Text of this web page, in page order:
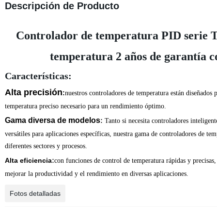
Descripción de Producto
Controlador de temperatura PID serie
temperatura 2 años de garantía
Características:
Alta precisión:nuestros controladores de temperatura están
temperatura preciso necesario para un rendimiento óptimo.
Gama diversa de modelos: Tanto si necesita controladores
versátiles para aplicaciones específicas, nuestra gama de controladores de
diferentes sectores y procesos.
Alta eficiencia:con funciones de control de temperatura rápidas y
mejorar la productividad y el rendimiento en diversas aplicaciones.
Fotos detalladas